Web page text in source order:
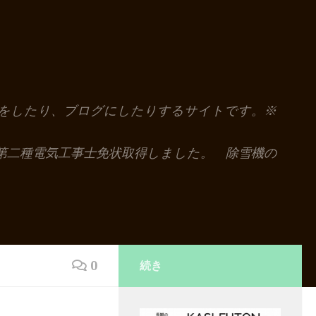
したり、ブログにしたりするサイトです。※
種電気工事士免状取得しました。 除雪機の
0 続き